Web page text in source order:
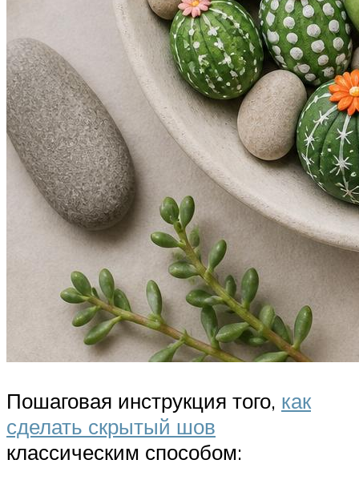
Пошаговая инструкция того, как
сделать скрытый шов
классическим способом: